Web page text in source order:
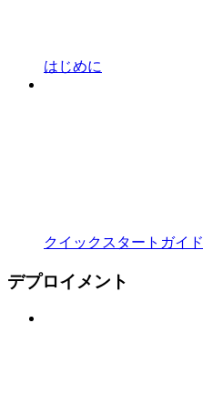
はじめに
クイックスタートガイド
デプロイメント